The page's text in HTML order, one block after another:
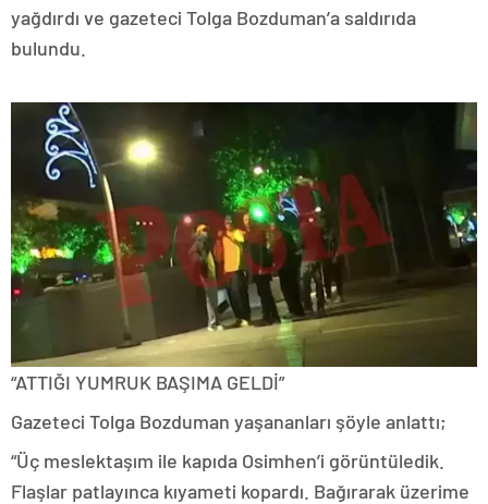
yağdırdı ve gazeteci Tolga Bozduman’a saldırıda
bulundu.
“ATTIĞI YUMRUK BAŞIMA GELDİ”
Gazeteci Tolga Bozduman yaşananları şöyle anlattı;
“Üç meslektaşım ile kapıda Osimhen’i görüntüledik.
Flaşlar patlayınca kıyameti kopardı. Bağırarak üzerime